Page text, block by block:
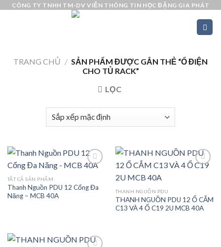
SkipCÔNG TY TNHH TM-DV VIỄN THÔNG TIN HỌC ĐẶNG GIA PHÁT
TRANG CHỦ / SẢN PHẨM ĐƯỢC GẮN THẺ “Ổ ĐIỆN
CHO TỦ RACK”
LỌC
Add to
TẤT CẢ SẢN PHẨM
Thanh Nguồn PDU 12 Cổng Đa
Năng – MCB 40A
wishlist
THANH NGUỒN PDU
THANH NGUỒN PDU 12 Ổ CẮM
C13 VÀ 4 Ổ C19 2U MCB 40A